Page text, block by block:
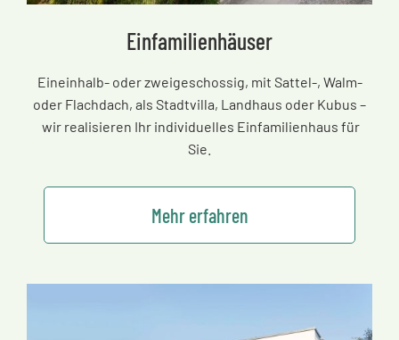
Einfamilienhäuser
Eineinhalb- oder zweigeschossig, mit Sattel-, Walm-
oder Flachdach, als Stadtvilla, Landhaus oder Kubus –
wir realisieren Ihr individuelles Einfamilienhaus für
Sie.
Mehr erfahren